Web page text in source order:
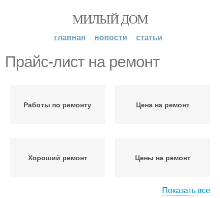
МИЛЫЙ ДОМ
главная новости статьи
Прайс-лист на ремонт
Работы по ремонту Цена на ремонт
Хороший ремонт Цены на ремонт
Показать все